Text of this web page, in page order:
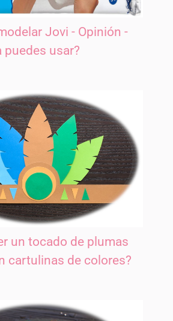
Jovi - Opinión -
puedes usar?
un tocado de plumas
cartulinas de colores?